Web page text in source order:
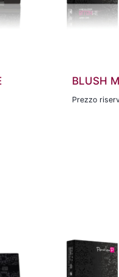
BLUSH
Prezzo